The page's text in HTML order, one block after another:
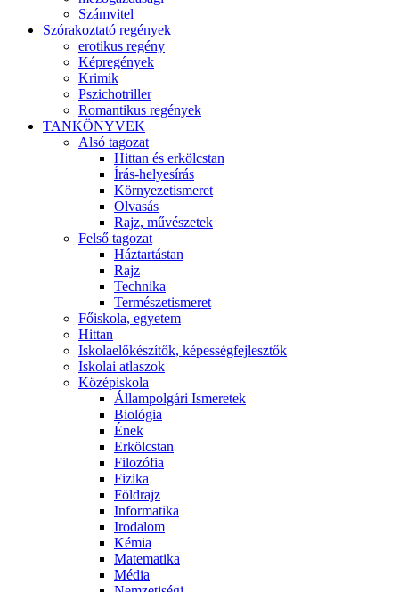
Számvitel
Szórakoztató regények
erotikus regény
Képregények
Krimik
Pszichotriller
Romantikus regények
TANKÖNYVEK
Alsó tagozat
Hittan és erkölcstan
Írás-helyesírás
Környezetismeret
Olvasás
Rajz, művészetek
Felső tagozat
Háztartástan
Rajz
Technika
Természetismeret
Főiskola, egyetem
Hittan
Iskolaelőkészítők, képességfejlesztők
Iskolai atlaszok
Középiskola
Állampolgári Ismeretek
Biológia
Ének
Erkölcstan
Filozófia
Fizika
Földrajz
Informatika
Irodalom
Kémia
Matematika
Média